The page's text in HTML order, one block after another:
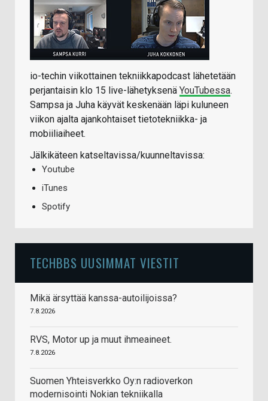
io-techin viikottainen tekniikkapodcast lähetetään
perjantaisin klo 15 live-lähetyksenä YouTubessa.
Sampsa ja Juha käyvät keskenään läpi kuluneen
viikon ajalta ajankohtaiset tietotekniikka- ja
mobiiliaiheet.
Jälkikäteen katseltavissa/kuunneltavissa:
Youtube
iTunes
Spotify
TECHBBS UUSIMMAT VIESTIT
Mikä ärsyttää kanssa-autoilijoissa?
7.8.2026
RVS, Motor up ja muut ihmeaineet.
7.8.2026
Suomen Yhteisverkko Oy:n radioverkon
modernisointi Nokian tekniikalla